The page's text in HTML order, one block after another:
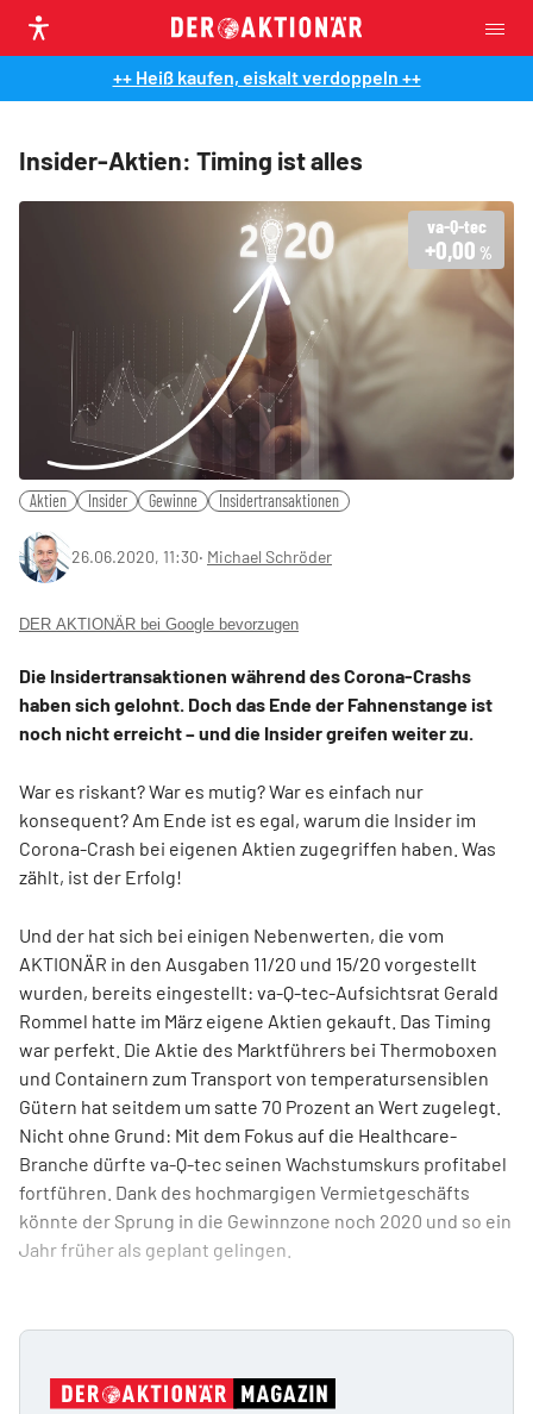
++ Heiß kaufen, eiskalt verdoppeln ++
Insider-Aktien: Timing ist alles
va-Q-tec
+0,00 %
Aktien Insider Gewinne Insidertransaktionen
26.06.2020, 11:30‧ Michael Schröder
DER AKTIONÄR bei Google bevorzugen
Die Insidertransaktionen während des Corona-­Crashs
haben sich gelohnt. Doch das Ende der Fahnen­stange ist
noch nicht erreicht – und die Insider greifen weiter zu.
War es riskant? War es mutig? War es einfach nur
konsequent? Am Ende ist es egal, warum die Insider im
Corona-Crash bei eigenen Aktien zugegriffen haben. Was
zählt, ist der Erfolg!
Und der hat sich bei einigen Nebenwerten, die vom
AKTIONÄR in den Ausgaben 11/20 und 15/20 vorgestellt
wurden, bereits eingestellt: va-Q-tec-Aufsichtsrat Gerald
Rommel hatte im März eigene Aktien gekauft. Das Timing
war perfekt. Die Aktie des Marktführers bei Thermoboxen
und Containern zum Transport von temperatursensiblen
Gütern hat seitdem um satte 70 Prozent an Wert zugelegt.
Nicht ohne Grund: Mit dem Fokus auf die Health­care-
Branche dürfte va-Q-tec seinen Wachstumskurs profitabel
fortführen. Dank des hochmargigen Vermietgeschäfts
könnte der Sprung in die Gewinnzone noch 2020 und so ein
Jahr früher als geplant gelingen.